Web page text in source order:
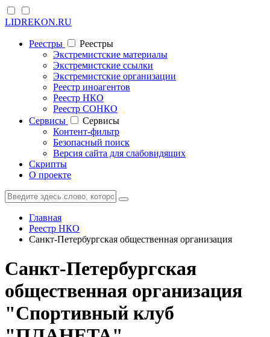
LIDREKON.RU
Реестры
Реестры
Экстремистские материалы
Экстремистские ссылки
Экстремистские организации
Реестр иноагентов
Реестр НКО
Реестр СОНКО
Cервисы
Cервисы
Контент-фильтр
Безопасный поиск
Версия сайта для слабовидящих
Скрипты
О проекте
Главная
Реестр НКО
Санкт-Петербургская общественная организация
Санкт-Петербургская
общественная организация
"Спортивный клуб